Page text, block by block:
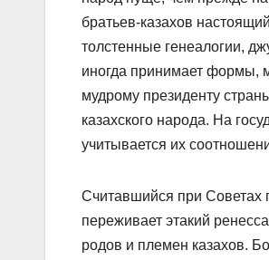
братьев-казахов
толстенные генеалогии,
иногда принимает формы,
мудрому президенту
казахского народа. На
учитывается их
Считавшийся при Советах
переживает этакий
родов и племен казахов.